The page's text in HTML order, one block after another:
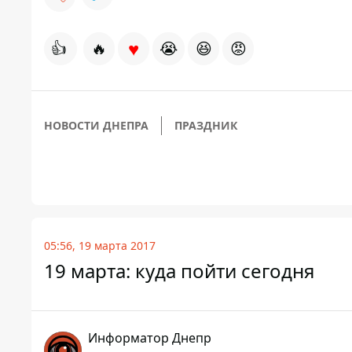
👍 🔥 ♥ 😭 😆 😡
НОВОСТИ ДНЕПРА ПРАЗДНИК
05:56, 19 марта 2017
19 марта: куда пойти сегодня
Информатор Днепр